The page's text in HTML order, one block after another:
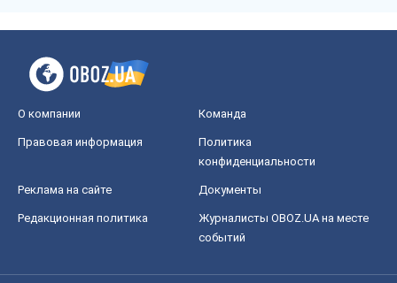
О компании Команда
Правовая информация
Политика
конфиденциальности
Реклама на сайте Документы
Редакционная политика
Журналисты OBOZ.UA на месте
событий